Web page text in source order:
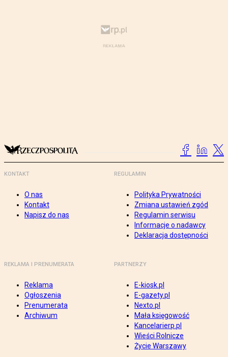
KONTAKT
O nas
Kontakt
Napisz do nas
REGULAMIN
Polityka Prywatności
Zmiana ustawień zgód
Regulamin serwisu
Informacje o nadawcy
Deklaracja dostępności
REKLAMA I PRENUMERATA
Reklama
Ogłoszenia
Prenumerata
Archiwum
PARTNERZY
E-kiosk.pl
E-gazety.pl
Nexto.pl
Mała księgowość
Kancelarierp.pl
Wieści Rolnicze
Życie Warszawy